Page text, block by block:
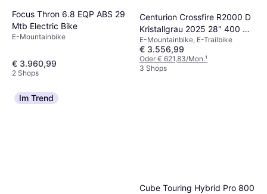
Focus Thron 6.8 EQP ABS 29
Mtb Electric Bike
E-Mountainbike
€ 3.960,99
2 Shops
Centurion Crossfire R2000 D
Kristallgrau 2025 28" 400 Wh
Diamant
E-Mountainbike, E-Trailbike
€ 3.556,99
Oder € 621,83/Mon.¹
3 Shops
Im Trend
Cube Touring Hybrid Pro 800